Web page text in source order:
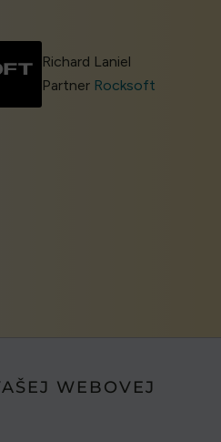
Richard Laniel
Partner Rocksoft
WEBOVEJ